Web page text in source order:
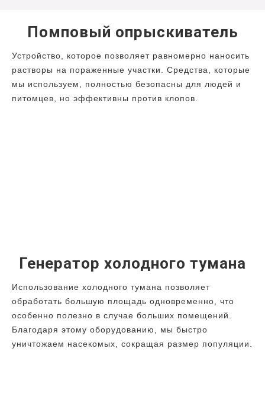
Помповый опрыскиватель
Устройство, которое позволяет равномерно наносить
растворы на пораженные участки. Средства, которые
мы используем, полностью безопасны для людей и
питомцев, но эффективны против клопов.
Генератор холодного тумана
Использование холодного тумана позволяет
обработать большую площадь одновременно, что
особенно полезно в случае больших помещений.
Благодаря этому оборудованию, мы быстро
уничтожаем насекомых, сокращая размер популяции.